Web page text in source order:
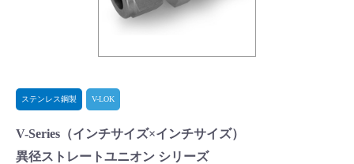
製品カタログダウンロード
よくあるご質問(FAQ)・用語集
Cv値・流量計算ツール
ステンレス鋼製 V-LOK
V-Series（インチサイズ×インチサイズ）
異径ストレートユニオン シリーズ